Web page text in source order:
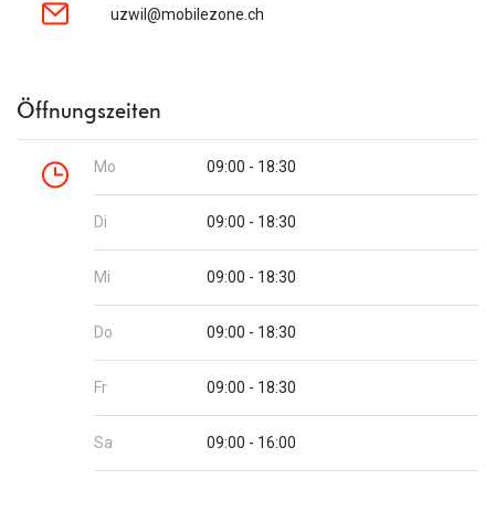
uzwil@mobilezone.ch
Öffnungszeiten
Mo 09:00 - 18:30
Di 09:00 - 18:30
Mi 09:00 - 18:30
Do 09:00 - 18:30
Fr 09:00 - 18:30
Sa 09:00 - 16:00